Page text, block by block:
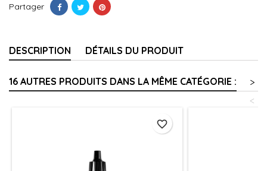
Partager
DESCRIPTION DÉTAILS DU PRODUIT
16 AUTRES PRODUITS DANS LA MÊME CATÉGORIE :
>
<
favorite_border